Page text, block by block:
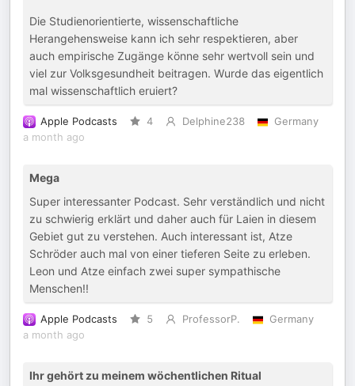
Die Studienorientierte, wissenschaftliche
Herangehensweise kann ich sehr respektieren, aber
auch empirische Zugänge könne sehr wertvoll sein und
viel zur Volksgesundheit beitragen. Wurde das eigentlich
mal wissenschaftlich eruiert?
Apple Podcasts 4 Delphine238
Germany
a month ago
Mega
Super interessanter Podcast. Sehr verständlich und nicht
zu schwierig erklärt und daher auch für Laien in diesem
Gebiet gut zu verstehen. Auch interessant ist, Atze
Schröder auch mal von einer tieferen Seite zu erleben.
Leon und Atze einfach zwei super sympathische
Menschen!!
Apple Podcasts 5 ProfessorP.
Germany
a month ago
Ihr gehört zu meinem wöchentlichen Ritual